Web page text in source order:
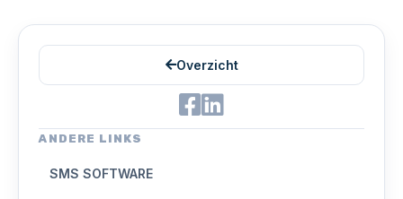
Overzicht
ANDERE LINKS
SMS SOFTWARE